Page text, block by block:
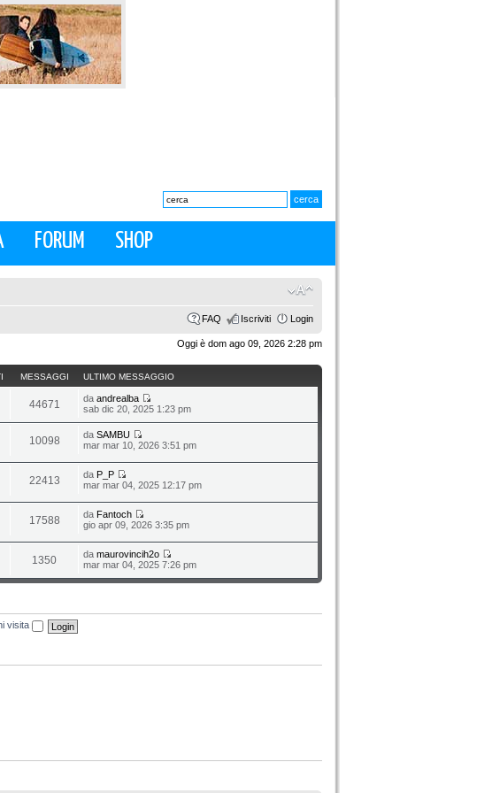
FORUM SHOP
FAQ Iscriviti Login
Oggi è dom ago 09, 2026 2:28 pm
MESSAGGI ULTIMO MESSAGGIO
44671 da andrealba
sab dic 20, 2025 1:23 pm
10098 da SAMBU
mar mar 10, 2026 3:51 pm
22413 da P_P
mar mar 04, 2025 12:17 pm
17588 da Fantoch
gio apr 09, 2026 3:35 pm
1350 da maurovincih2o
mar mar 04, 2025 7:26 pm
visita